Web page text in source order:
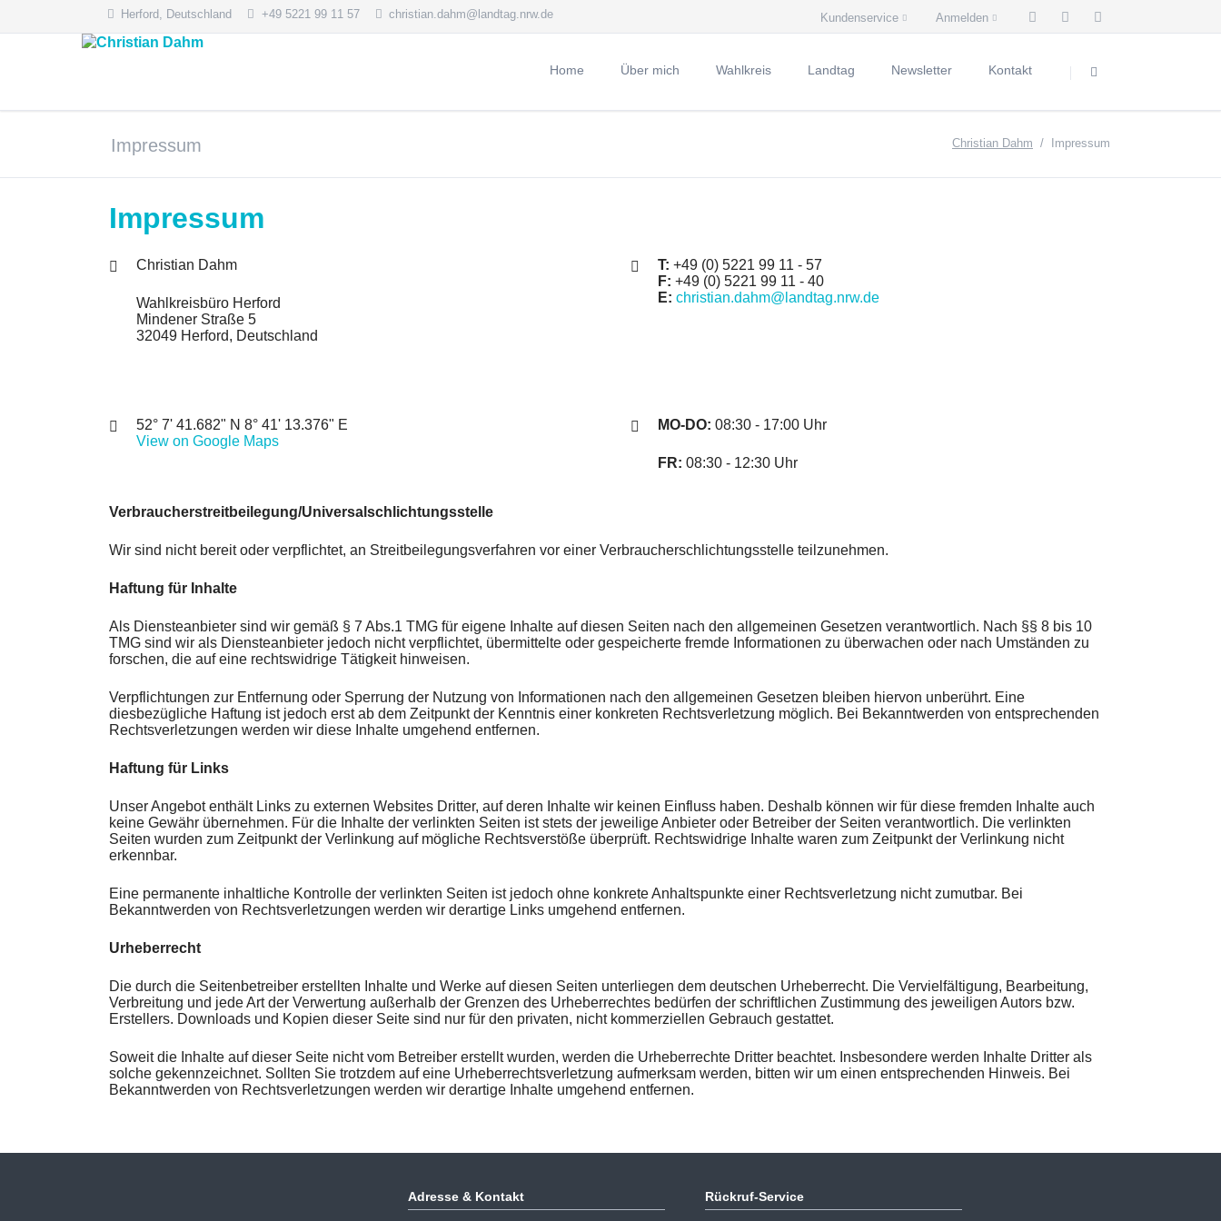
Herford, Deutschland +49 5221 99 11 57 christian.dahm@landtag.nrw.de Anmelden
Kundenservice
Home Über mich Wahlkreis Landtag Newsletter Kontakt
Impressum Christian Dahm Impressum
Impressum
Christian Dahm
Wahlkreisbüro Herford
Mindener Straße 5
32049 Herford, Deutschland
T: +49 (0) 5221 99 11 - 57
F: +49 (0) 5221 99 11 - 40
E: christian.dahm@landtag.nrw.de
52° 7' 41.682" N 8° 41' 13.376" E
View on Google Maps
MO-DO: 08:30 - 17:00 Uhr
FR: 08:30 - 12:30 Uhr
Verbraucherstreitbeilegung/Universalschlichtungsstelle
Wir sind nicht bereit oder verpflichtet, an Streitbeilegungsverfahren vor einer Verbraucherschlichtungsstelle teilzunehmen.
Haftung für Inhalte
Als Diensteanbieter sind wir gemäß § 7 Abs.1 TMG für eigene Inhalte auf diesen Seiten nach den allgemeinen Gesetzen verantwortlich. Nach §§ 8 bis 10
TMG sind wir als Diensteanbieter jedoch nicht verpflichtet, übermittelte oder gespeicherte fremde Informationen zu überwachen oder nach Umständen zu
forschen, die auf eine rechtswidrige Tätigkeit hinweisen.
Verpflichtungen zur Entfernung oder Sperrung der Nutzung von Informationen nach den allgemeinen Gesetzen bleiben hiervon unberührt. Eine
diesbezügliche Haftung ist jedoch erst ab dem Zeitpunkt der Kenntnis einer konkreten Rechtsverletzung möglich. Bei Bekanntwerden von entsprechenden
Rechtsverletzungen werden wir diese Inhalte umgehend entfernen.
Haftung für Links
Unser Angebot enthält Links zu externen Websites Dritter, auf deren Inhalte wir keinen Einfluss haben. Deshalb können wir für diese fremden Inhalte auch
keine Gewähr übernehmen. Für die Inhalte der verlinkten Seiten ist stets der jeweilige Anbieter oder Betreiber der Seiten verantwortlich. Die verlinkten
Seiten wurden zum Zeitpunkt der Verlinkung auf mögliche Rechtsverstöße überprüft. Rechtswidrige Inhalte waren zum Zeitpunkt der Verlinkung nicht
erkennbar.
Eine permanente inhaltliche Kontrolle der verlinkten Seiten ist jedoch ohne konkrete Anhaltspunkte einer Rechtsverletzung nicht zumutbar. Bei
Bekanntwerden von Rechtsverletzungen werden wir derartige Links umgehend entfernen.
Urheberrecht
Die durch die Seitenbetreiber erstellten Inhalte und Werke auf diesen Seiten unterliegen dem deutschen Urheberrecht. Die Vervielfältigung, Bearbeitung,
Verbreitung und jede Art der Verwertung außerhalb der Grenzen des Urheberrechtes bedürfen der schriftlichen Zustimmung des jeweiligen Autors bzw.
Erstellers. Downloads und Kopien dieser Seite sind nur für den privaten, nicht kommerziellen Gebrauch gestattet.
Soweit die Inhalte auf dieser Seite nicht vom Betreiber erstellt wurden, werden die Urheberrechte Dritter beachtet. Insbesondere werden Inhalte Dritter als
solche gekennzeichnet. Sollten Sie trotzdem auf eine Urheberrechtsverletzung aufmerksam werden, bitten wir um einen entsprechenden Hinweis. Bei
Bekanntwerden von Rechtsverletzungen werden wir derartige Inhalte umgehend entfernen.
Adresse & Kontakt Rückruf-Service